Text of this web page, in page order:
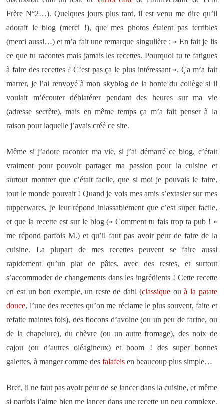
Frère N°2…). Quelques jours plus tard, il est venu me dire qu’il
adorait le blog (merci !), que mes photos étaient pas terribles
(merci aussi…) et m’a fait une remarque singulière : « En fait je lis
ce que tu racontes mais jamais les recettes. Pourquoi tu te fatigues
à faire des recettes ? C’est pas ça le plus intéressant ». Ça m’a fait
marrer, je l’ai renvoyé à mon skyblog de la honte du collège si il
voulait m’écouter déblatérer pendant des heures sur ma vie
(adresse secrète), mais en même temps ça m’a fait penser à la
raison pour laquelle j’avais créé ce site.
Même si j’adore raconter ma vie, si j’ai démarré ce blog, c’était
vraiment pour pouvoir partager ma passion pour la cuisine et
surtout montrer que c’était facile, que si moi je pouvais le faire,
tout le monde pouvait ! Quand je vois mes amis s’extasier sur mes
tupperwares, je leur répond inlassablement que c’est super facile,
et que la recette est sur le blog (« Comment tu fais trop ta pub ! »
me répond parfois M.) et qu’il faut pas avoir peur de faire de la
cuisine. La plupart de mes recettes peuvent se faire aussi
rapidement qu’un plat de pâtes, avec des restes, et surtout
s’accommoder de changements dans les ingrédients ! Cette recette
en est un bon exemple, un reste de dahl (classique ouà la patate
douce, l’une des recettes qu’on me réclame le plus souvent, faite et
refaite maintes fois), des flocons d’avoine (ou un peu de farine, ou
de la chapelure), du chèvre (ou un autre fromage), des noix de
cajou (ou d’autres oléagineux) et boom ! des super bonnes
galettes, à manger comme desfalafels en beaucoup plus simple…
Bref, il ne faut pas avoir peur de se lancer dans la cuisine, et même
si parfois j’aime bien me lancer dans une recette un peu complexe,